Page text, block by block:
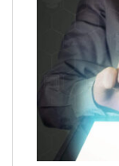
entrevistas y